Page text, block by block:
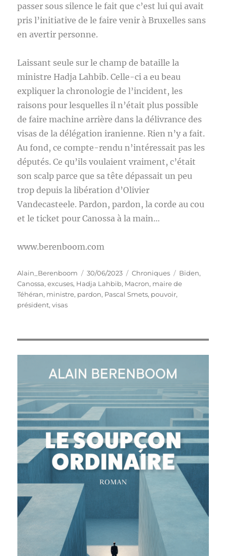
passer sous silence le fait que c’est lui qui avait
pris l’initiative de le faire venir à Bruxelles sans
en avertir personne.
Laissant seule sur le champ de bataille la
ministre Hadja Lahbib. Celle-ci a eu beau
expliquer la chronologie de l’incident, les
raisons pour lesquelles il n’était plus possible
de faire machine arrière dans la délivrance des
visas de la délégation iranienne. Rien n’y a fait.
Au fond, ce compte-rendu n’intéressait pas les
députés. Ce qu’ils voulaient vraiment, c’était
son scalp parce que sa tête dépassait un peu
trop depuis la libération d’Olivier
Vandecasteele. Pardon, pardon, la corde au cou
et le ticket pour Canossa à la main…
www.berenboom.com
Auteur
Alain_Berenboom
Publié
le
30/06/2023 Catégories
Chroniques Étiquettes
Biden,
Canossa,excuses, Hadja Lahbib, Macron, maire de
Téhéran, ministre, pardon, Pascal Smets, pouvoir,
président,visas